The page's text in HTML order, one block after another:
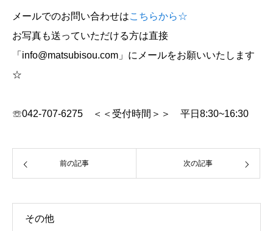
メールでのお問い合わせはこちらから☆
お写真も送っていただける方は直接
「info@matsubisou.com」にメールをお願いいたします
☆
☏042-707-6275 ＜＜受付時間＞＞ 平日8:30~16:30
前の記事 次の記事
その他